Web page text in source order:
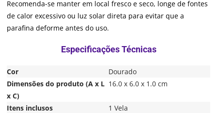
Recomenda-se manter em local fresco e seco, longe de fontes
de calor excessivo ou luz solar direta para evitar que a
parafina deforme antes do uso.
Cor
Dourado
Dimensões do produto (A x L
x C)
16.0 x 6.0 x 1.0 cm
Itens inclusos
1 Vela